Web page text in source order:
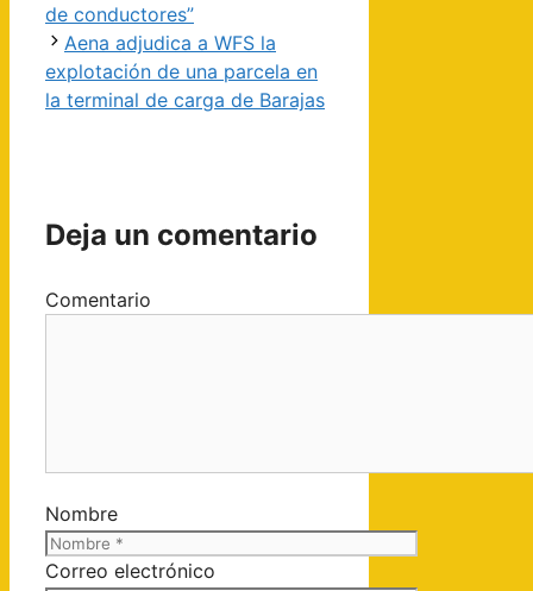
de conductores”
Aena adjudica a WFS la
explotación de una parcela en
la terminal de carga de Barajas
Deja un comentario
Comentario
Nombre
Correo electrónico